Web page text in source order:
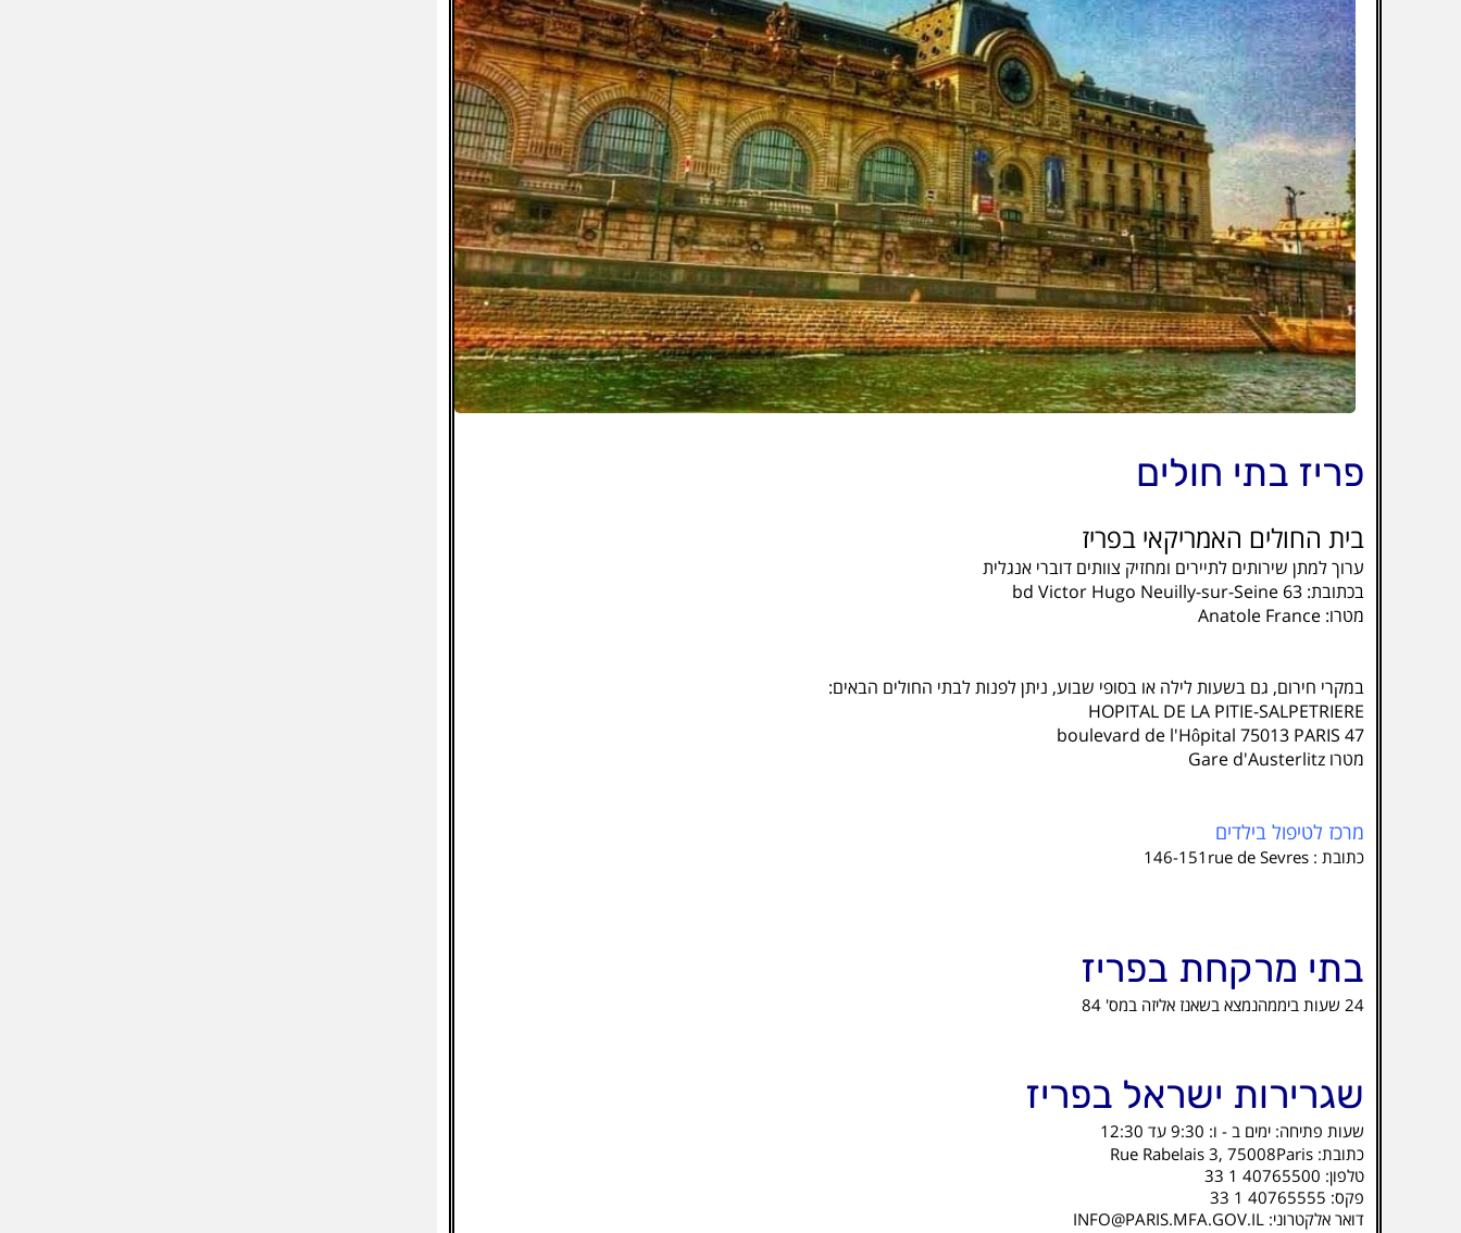
פריז בתי חולים
בית החולים האמריקאי בפריז
ערוך למתן שירותים לתיירים ומחזיק צוותים דוברי אנגלית
בכתובת: 63 bd Victor Hugo Neuilly-sur-Seine
מטרו: Anatole France
במקרי חירום, גם בשעות לילה או בסופי שבוע, ניתן לפנות לבתי החולים הבאים:
HOPITAL DE LA PITIE-SALPETRIERE
47 boulevard de l'Hôpital 75013 PARIS
מטרו Gare d'Austerlitz
מרכז לטיפול בילדים
כתובת : 146-151rue de Sevres
בתי מרקחת בפריז
24 שעות ביממהנמצא בשאנז אליזה במס' 84
שגרירות ישראל בפריז
שעות פתיחה: ימים ב - ו: 9:30 עד 12:30
כתובת: Rue Rabelais 3, 75008Paris
טלפון: 40765500 1 33
פקס: 40765555 1 33
דואר אלקטרוני: INFO@PARIS.MFA.GOV.IL